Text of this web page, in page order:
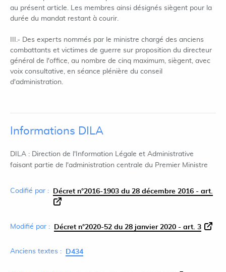
au présent article. Les membres ainsi désignés siègent pour la
durée du mandat restant à courir.
III.- Des experts nommés par le ministre chargé des anciens
combattants et victimes de guerre sur proposition du directeur
général de l'office, au nombre de cinq maximum, siègent, avec
voix consultative, en séance plénière du conseil
d'administration.
Informations DILA
DILA : Direction de l'Information Légale et Administrative
faisant partie de l'administration centrale du Premier Ministre
Codifié par : Décret n°2016-1903 du 28 décembre 2016 - art.
Modifié par : Décret n°2020-52 du 28 janvier 2020 - art. 3
Anciens textes : D434